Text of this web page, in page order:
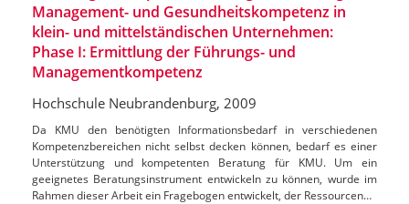
Management- und Gesundheitskompetenz in
klein- und mittelständischen Unternehmen:
Phase I: Ermittlung der Führungs- und
Managementkompetenz
Hochschule Neubrandenburg, 2009
Da KMU den benötigten Informationsbedarf in verschiedenen
Kompetenzbereichen nicht selbst decken können, bedarf es einer
Unterstützung und kompetenten Beratung für KMU. Um ein
geeignetes Beratungsinstrument entwickeln zu können, wurde im
Rahmen dieser Arbeit ein Fragebogen entwickelt, der Ressourcen…